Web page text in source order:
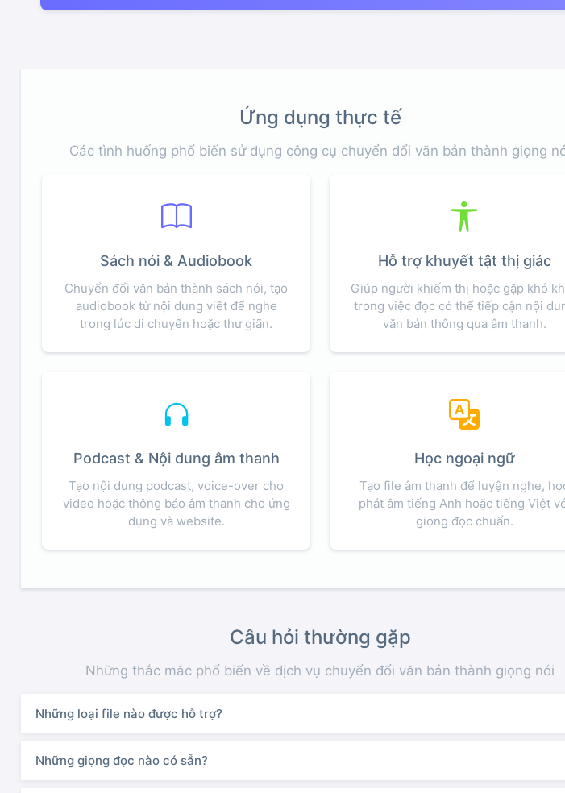
Ứng dụng thực tế
Các tình huống phổ biến sử dụng công cụ chuyển đổi văn bản thành giọng
Sách nói & Audiobook
Chuyển đổi văn bản thành sách nói, tạo
audiobook từ nội dung viết để nghe
trong lúc di chuyển hoặc thư giãn.
Hỗ trợ khuyết tật thị giác
Giúp người khiếm thị hoặc gặp khó
trong việc đọc có thể tiếp cận nội
văn bản thông qua âm thanh.
Podcast & Nội dung âm thanh
Tạo nội dung podcast, voice-over cho
video hoặc thông báo âm thanh cho ứng
dụng và website.
Học ngoại ngữ
Tạo file âm thanh để luyện nghe,
phát âm tiếng Anh hoặc tiếng Việt
giọng đọc chuẩn.
Câu hỏi thường gặp
Những thắc mắc phổ biến về dịch vụ chuyển đổi văn bản thành giọng nói
Những loại file nào được hỗ trợ?
Những giọng đọc nào có sẵn?